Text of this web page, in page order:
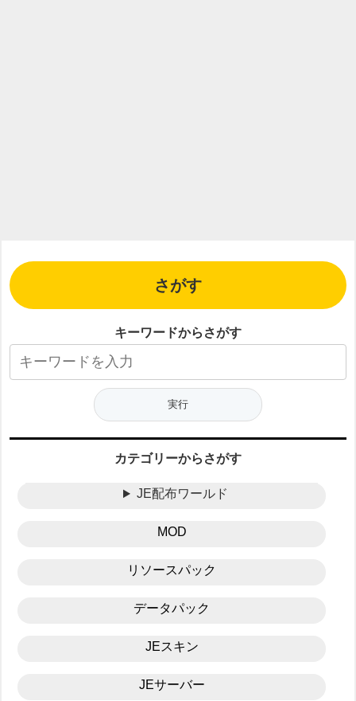
さがす
キーワードからさがす
カテゴリーからさがす
JE配布ワールド
MOD
リソースパック
データパック
JEスキン
JEサーバー